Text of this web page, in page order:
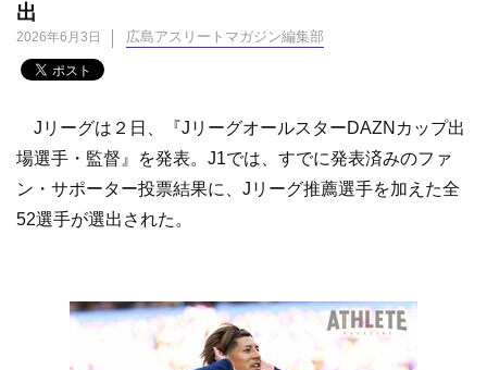
出
2026年6月3日 広島アスリートマガジン編集部
Jリーグは２日、『JリーグオールスターDAZNカップ出
場選手・監督』を発表。J1では、すでに発表済みのファ
ン・サポーター投票結果に、Jリーグ推薦選手を加えた全
52選手が選出された。